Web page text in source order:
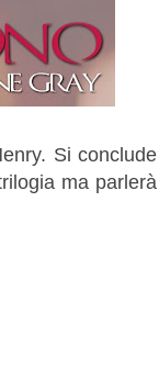
Si conclude
ma parlerà